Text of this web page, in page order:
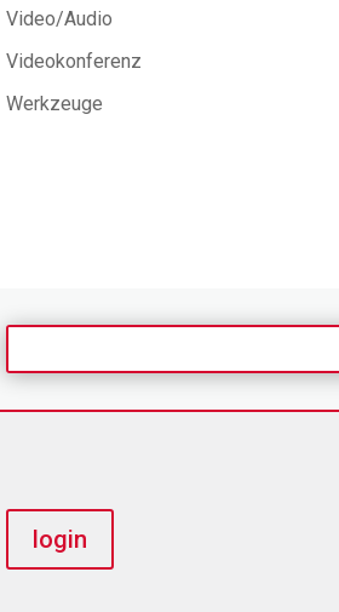
Video/Audio
Videokonferenz
Werkzeuge
login